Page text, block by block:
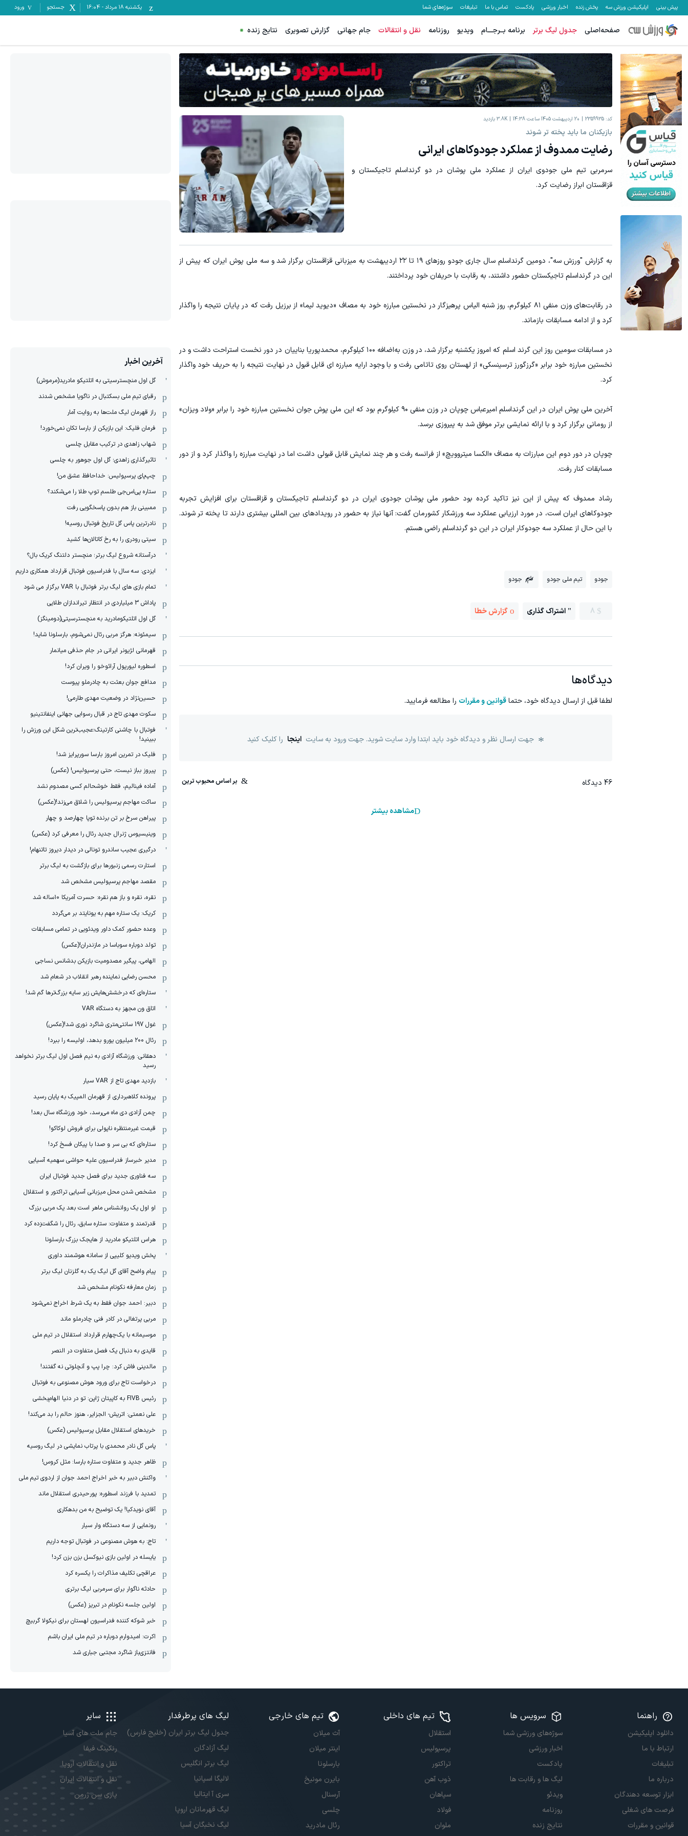
پیش بینی اپلیکیشن ورزش سه پخش زنده اخبار ورزشی پادکست تماس با ما تبلیغات سوژه‌های شما یکشنبه ۱۸ مرداد -
16:04 جستجو ورود
صفحه‌اصلی جدول لیگ برتر برنامه بــرجـــام ویدیو روزنامه نقل و انتقالات جام جهانی گزارش تصویری نتایج زنده
کد: 2359935 20 اردیبهشت 1405 ساعت 14:38 3.8K بازدید
بازیکنان ما باید پخته تر شوند
رضایت ممدوف از عملکرد جودوکاهای ایرانی
سرمربی تیم ملی جودوی ایران از عملکرد ملی پوشان در دو گرنداسلم تاجیکستان و
قزاقستان ابراز رضایت کرد.
به گزارش "ورزش سه"، دومین گرنداسلم سال جاری جودو روزهای ۱۹ تا ۲۲ اردیبهشت به میزبانی قزاقستان برگزار شد و سه ملی پوش ایران که پیش از
این در گرنداسلم تاجیکستان حضور داشتند، به رقابت با حریفان خود پرداختند.
در رقابت‌های وزن منفی ۸۱ کیلوگرم، روز شنبه الیاس پرهیزگار در نخستین مبارزه خود به مصاف «دیوید لیما» از برزیل رفت که در پایان نتیجه را واگذار
کرد و از ادامه مسابقات بازماند.
در مسابقات سومین روز این گرند اسلم که امروز یکشنبه برگزار شد، در وزن به‌اضافه ۱۰۰ کیلوگرم، محمدپوریا بناییان در دور نخست استراحت داشت و در
نخستین مبارزه خود برابر «گرزگورز ترسینسکی» از لهستان روی تاتامی رفت و با وجود ارایه مبارزه ای قابل قبول در نهایت نتیجه را به حریف خود واگذار
کرد.
آخرین ملی پوش ایران در این گرنداسلم امیرعباس چوپان در وزن منفی ۹۰ کیلوگرم بود که این ملی پوش جوان نخستین مبارزه خود را برابر «ولاد ویزان»
از رومانی برگزار کرد و با ارائه نمایشی برتر موفق شد به پیروزی برسد.
چوپان در دور دوم این مبارزات به مصاف «الکسا میتروویچ» از فرانسه رفت و هر چند نمایش قابل قبولی داشت اما در نهایت مبارزه را واگذار کرد و از دور
مسابقات کنار رفت.
رشاد ممدوف که پیش از این نیز تاکید کرده بود حضور ملی پوشان جودوی ایران در دو گرنداسلم تاجیکستان و قزاقستان برای افزایش تجربه
جودوکاهای ایران است، در مورد ارزیابی عملکرد سه ورزشکار کشورمان گفت: آنها نیاز به حضور در رویدادهای بین المللی بیشتری دارند تا پخته تر شوند.
با این حال از عملکرد سه جودوکار ایران در این دو گرنداسلم راضی هستم.
جودو تیم ملی جودو جودو
8 اشتراک گذاری گزارش خطا
دیدگاه‌ها
لطفا قبل از ارسال دیدگاه خود، حتماقوانین و مقررات را مطالعه فرمایید.
جهت ارسال نظر و دیدگاه خود باید ابتدا وارد سایت شوید. جهت ورود به سایت اینجا را کلیک کنید
46 دیدگاه
مشاهده بیشتر
آخرین اخبار
گل اول منچسترسیتی به اتلتیکو مادرید(مرموش)
رقبای تیم ملی بسکتبال در ناگویا مشخص‌ شدند
راز قهرمان لیگ ملت‌ها به روایت آمار
فرمان فلیک: این بازیکن از بارسا تکان نمی‌خورد!
شهاب زاهدی در ترکیب مقابل چلسی
تاثیرگذاری زاهدی؛ گل اول جوهور به چلسی
چپ‌پای پرسپولیس: خداحافظ عشق من!
ستاره پی‌اس‌جی طلسم توپ طلا را می‌شکند؟
ممبینی باز هم بدون پاسخگویی رفت
نادر‌ترین پاس گل تاریخ فوتبال روسیه!
سیتی رودری را به رخ کاتالان‌ها کشید
درآستانه شروع لیگ برتر؛ منچستر دلتنگ کریک بال؟
ایزدی: سه سال با فدراسیون فوتبال قرارداد همکاری داریم
تمام بازی های لیگ برتر فوتبال با VAR برگزار می شود
پاداش 3 میلیاردی در انتظار تیراندازان طلایی
گل اول اتلتیکومادرید به منچسترسیتی(دومینگز)
سیمئونه: هرگز مربی رئال نمی‌شوم، بارسلونا شاید!
قهرمانی لژیونر ایرانی در جام حذفی میانمار
اسطوره لیورپول آرائوخو را ویران کرد!
مدافع جوان بعثت به چادرملو پیوست
حسین‌نژاد در وضعیت مهدی طارمی!
سکوت مهدی تاج در قبال رسوایی جهانی اینفانتینیو
فوتبال با چاشنی کارتینگ؛عجیب‌ترین شکل این ورزش را
ببینید!
فلیک در تمرین امروز بارسا سورپرایز شد!
پیروز بباز نیست، حتی پرسپولیس! (عکس)
آماده فینالیم، فقط خوشحالم کسی مصدوم نشد
ساکت مهاجم پرسپولیس را شلاق می‌زند!(عکس)
پیراهن سرخ بر تن برنده توپا چهارصد و چهار
وینیسیوس ژنرال جدید رئال را معرفی کرد (عکس)
درگیری عجیب ساندرو تونالی در دیدار دیروز تاتنهام!
استارت رسمی زنبورها برای بازگشت به لیگ برتر
مقصد مهاجم پرسپولیس مشخص شد
نقره، نقره و باز هم نقره: حسرت آمریکا ۱۰‌ساله شد
کریک: یک ستاره مهم به یونایتد بر می‌گردد
وعده حضور کمک داور ویدئویی در تمامی مسابقات
تولد دوباره سوباسا در مازندران!(عکس)
الهامی، پیگیر مصدومیت بازیکن بدشانس نساجی
محسن رضایی نماینده رهبر انقلاب در شعام شد
ستاره‌ای که درخشش‌هایش زیر سایه بزرگ‌ترها گم شد!
اتاق ون مجهز به دستگاه VAR
غول 197 سانتی‌متری شاگرد نوری شد!(عکس)
رئال ۲۰۰ میلیون یورو بدهد، اولیسه را ببرد!
دهقانی: ورزشگاه آزادی به نیم فصل اول لیگ برتر نخواهد
رسید
بازدید مهدی تاج از VAR سیار
پرونده کلاهبرداری از قهرمان المپیک به پایان رسید
چمن آزادی دی ماه می‌رسد، خود ورزشگاه سال بعد!
قیمت غیرمنتظره ناپولی برای فروش لوکاکو!
ستاره‌ای که بی سر و صدا با پیکان فسخ کرد!
مدیر خبرساز فدراسیون علیه حواشی سهمیه آسیایی
سه فناوری جدید برای فصل جدید فوتبال ایران
مشخص شدن محل میزبانی آسیایی تراکتور و استقلال
او اول یک روانشناس ماهر است بعد یک مربی بزرگ
قدرتمند و متفاوت: ستاره سابق، رئال را شگفت‌زده کرد
هراس اتلتیکو مادرید از هایجک بزرگ بارسلونا
پخش ویدیو کلیپی از سامانه هوشمند داوری
پیام واضح آقای گل لیگ یک به گلزنان لیگ برتر
زمان معارفه نکونام مشخص شد
دبیر: احمد جوان فقط به یک شرط اخراج نمی‌شود
مربی پرتغالی در کادر فنی چادرملو ماند
موسیمانه با یک‌چهارم قرارداد استقلال در تیم ملی
قایدی به دنبال یک فصل متفاوت در النصر
مالدینی فاش کرد: چرا پپ و آنچلوتی نه گفتند!
درخواست تاج برای ورود هوش مصنوعی به فوتبال
رئیس FIVB به کاپیتان ژاپن: تو در دنیا الهام‌بخشی
علی نعمتی: اتریش- الجزایر، هنوز حالم را بد می‌کند!
خریدهای استقلال مقابل پرسپولیس (عکس)
پاس گل نادر محمدی با پرتاب نمایشی در لیگ روسیه
ظاهر جدید و متفاوت ستاره بارسا: مثل کروس!
واکنش دبیر به خبر اخراج احمد جوان از اردوی تیم ملی
تمدید با فرزند اسطوره: پورحیدری استقلال ماند
آقای نویدکیا! یک توضیح به من بدهکاری
رونمایی از سه دستگاه وار سیار
تاج: به هوش مصنوعی در فوتبال توجه داریم
یایسله در اولین بازی نیوکسل بزن بزن کرد!
عراقچی تکلیف مذاکرات را یکسره کرد
حادثه ناگوار برای سرمربی لیگ برتری
اولین جلسه نکونام در تبریز (عکس)
خبر شوکه کننده فدراسیون لهستان برای نیکولا گربیچ
اکرت: امیدوارم دوباره در تیم ملی ایران باشم
فانتزی‌باز شاگرد مجتبی جباری شد
راهنما
دانلود اپلیکیشن
ارتباط با ما
تبلیغات
درباره ما
ابزار توسعه دهندگان
فرصت های شغلی
قوانین و مقررات
سرویس ها
سوژه‌های ورزشی شما
اخبار ورزشی
پادکست
لیگ ها و رقابت ها
ویدئو
روزنامه
نتایج زنده
تیم های داخلی
استقلال
پرسپولیس
تراکتور
ذوب آهن
سپاهان
فولاد
ملوان
تیم های خارجی
آث میلان
اینتر میلان
بارسلونا
بایرن مونیخ
آرسنال
چلسی
رئال مادرید
لیگ های پرطرفدار
جدول لیگ برتر ایران (خلیج فارس)
لیگ آزادگان
لیگ برتر انگلیس
لالیگا اسپانیا
سری آ ایتالیا
لیگ قهرمانان اروپا
لیگ نخبگان آسیا
سایر
جام ملت های آسیا
رنکینگ فیفا
نقل و انتقالات اروپا
نقل و انتقالات ایران
پاری سن ژرمن